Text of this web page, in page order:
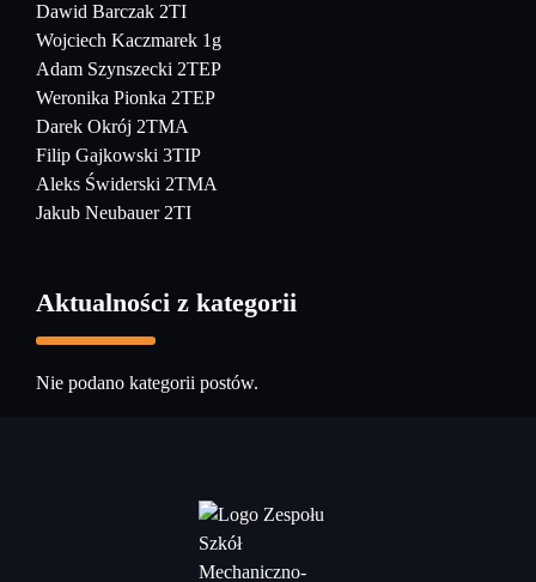
Dawid Barczak 2TI
Wojciech Kaczmarek 1g
Adam Szynszecki 2TEP
Weronika Pionka 2TEP
Darek Okrój 2TMA
Filip Gajkowski 3TIP
Aleks Świderski 2TMA
Jakub Neubauer 2TI
Aktualności z kategorii
Nie podano kategorii postów.